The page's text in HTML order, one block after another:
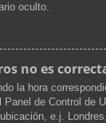
oculto.
no es
la hora
de Control de
e.j.